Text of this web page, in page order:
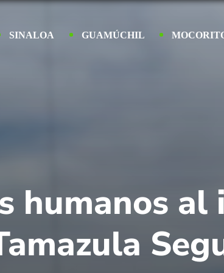
SINALOA GUAMÚCHIL
humanos